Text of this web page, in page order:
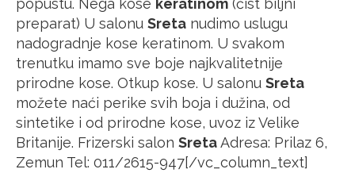
popustu. Nega kose keratinom (čist biljni
preparat) U salonu Sreta nudimo uslugu
nadogradnje kose keratinom. U svakom
trenutku imamo sve boje najkvalitetnije
prirodne kose. Otkup kose. U salonu Sreta
možete naći perike svih boja i dužina, od
sintetike i od prirodne kose, uvoz iz Velike
Britanije. Frizerski salon SretaAdresa: Prilaz 6,
Zemun Tel: 011/2615-947[/vc_column_text]